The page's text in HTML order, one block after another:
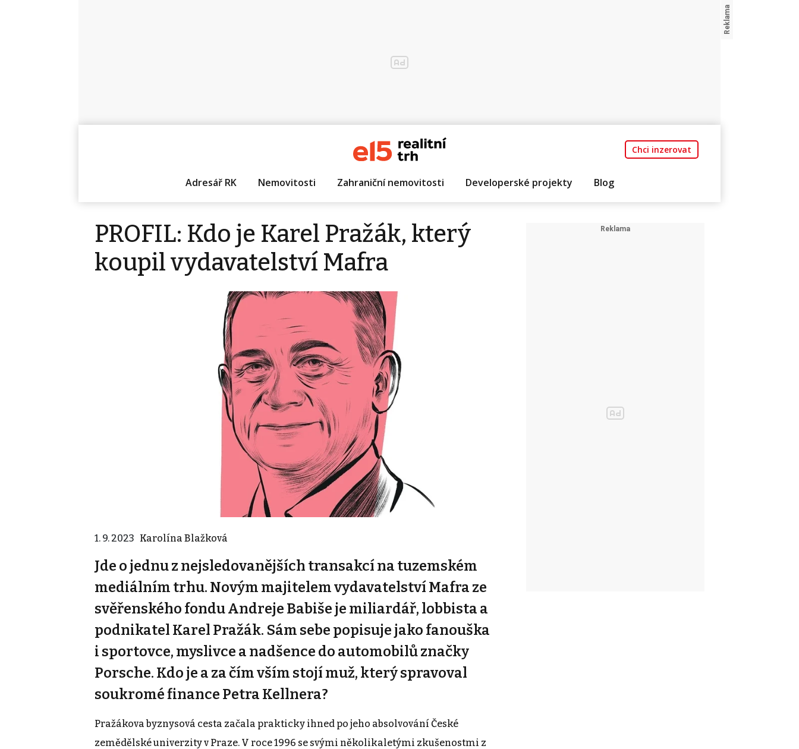
Chci inzerovat
Adresář RK Nemovitosti Zahraniční nemovitosti Developerské projekty Blog
PROFIL: Kdo je Karel Pražák, který
koupil vydavatelství Mafra
1. 9. 2023 Karolína Blažková
Jde o jednu z nejsledovanějších transakcí na tuzemském
mediálním trhu. Novým majitelem vydavatelství Mafra ze
svěřenského fondu Andreje Babiše je miliardář, lobbista a
podnikatel Karel Pražák. Sám sebe popisuje jako fanouška
i sportovce, myslivce a nadšence do automobilů značky
Porsche. Kdo je a za čím vším stojí muž, který spravoval
soukromé finance Petra Kellnera?
Pražákova byznysová cesta začala prakticky ihned po jeho absolvování České
zemědělské univerzity v Praze. V roce 1996 se svými několikaletými zkušenostmi z